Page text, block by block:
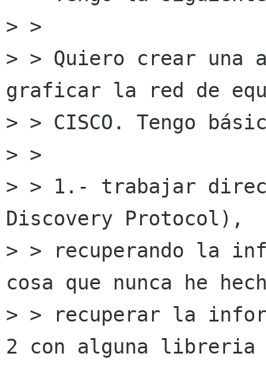
> >
> > Quiero crear una
graficar la red de
> > CISCO. Tengo
> >
> > 1.- trabajar
Discovery Protocol),
> > recuperando la
cosa que nunca he
> > recuperar la
2 con alguna libreria